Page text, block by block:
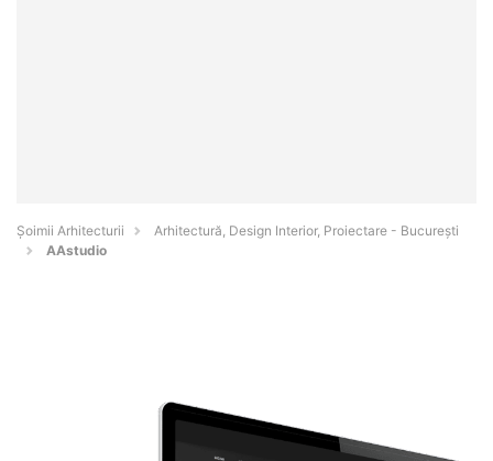
Șoimii Arhitecturii
Arhitectură, Design Interior, Proiectare - Bucureşti
AAstudio